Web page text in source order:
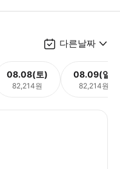
다른날짜
08.08(토)
82,214원
08.09(일)
82,214원